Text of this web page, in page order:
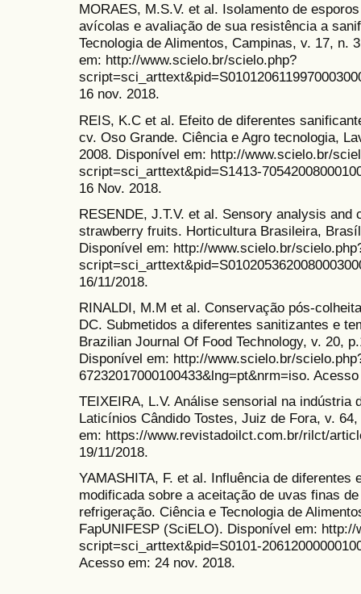
MORAES, M.S.V. et al. Isolamento de
avícolas e avaliação de sua resistência a
Tecnologia de Alimentos, Campinas, v. 17, n.
em: http://www.scielo.br/scielo.php?
16 nov. 2018.
REIS, K.C et al. Efeito de diferentes
cv. Oso Grande. Ciência e Agro tecnologia,
2008. Disponível em: http://www.scielo.br/
script=sci_arttext&pid=S1413-
16 Nov. 2018.
RESENDE, J.T.V. et al. Sensory analysis and
strawberry fruits. Horticultura Brasileira,
Disponível em: http://www.scielo.br/
16/11/2018.
RINALDI, M.M et al. Conservação pós-
DC. Submetidos a diferentes sanitizantes e
Brazilian Journal Of Food Technology, v. 20,
Disponível em: http://www.scielo.br/
67232017000100433&lng=pt&nrm=iso.
TEIXEIRA, L.V. Análise sensorial na indústria
Laticínios Cândido Tostes, Juiz de Fora, v.
em: https://www.revistadoilct.com.br/rilct/
19/11/2018.
YAMASHITA, F. et al. Influência de diferentes
modificada sobre a aceitação de uvas finas
refrigeração. Ciência e Tecnologia de
FapUNIFESP (SciELO). Disponível em:
script=sci_arttext&pid=S0101-
Acesso em: 24 nov. 2018.